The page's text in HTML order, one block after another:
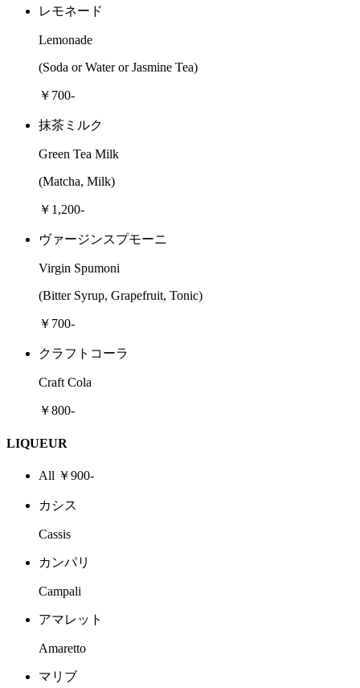
レモネード
Lemonade
(Soda or Water or Jasmine Tea)
￥700-
抹茶ミルク
Green Tea Milk
(Matcha, Milk)
￥1,200-
ヴァージンスプモーニ
Virgin Spumoni
(Bitter Syrup, Grapefruit, Tonic)
￥700-
クラフトコーラ
Craft Cola
￥800-
LIQUEUR
All ￥900-
カシス
Cassis
カンパリ
Campali
アマレット
Amaretto
マリブ